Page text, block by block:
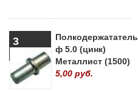
3
Полкодержататель
ф 5.0 (цинк)
Металлист (1500)
5,00 руб.